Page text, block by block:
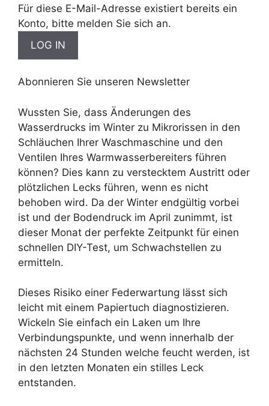
Für diese E-Mail-Adresse existiert bereits ein
Konto, bitte melden Sie sich an.
Abonnieren Sie unseren Newsletter
Wussten Sie, dass Änderungen des
Wasserdrucks im Winter zu Mikrorissen in den
Schläuchen Ihrer Waschmaschine und den
Ventilen Ihres Warmwasserbereiters führen
können? Dies kann zu verstecktem Austritt oder
plötzlichen Lecks führen, wenn es nicht
behoben wird. Da der Winter endgültig vorbei
ist und der Bodendruck im April zunimmt, ist
dieser Monat der perfekte Zeitpunkt für einen
schnellen DIY-Test, um Schwachstellen zu
ermitteln.
Dieses Risiko einer Federwartung lässt sich
leicht mit einem Papiertuch diagnostizieren.
Wickeln Sie einfach ein Laken um Ihre
Verbindungspunkte, und wenn innerhalb der
nächsten 24 Stunden welche feucht werden, ist
in den letzten Monaten ein stilles Leck
entstanden.